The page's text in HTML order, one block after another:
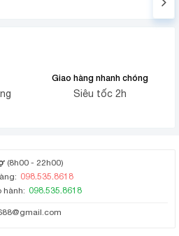
độ khởi động máy và truy
chóng hơn. Ngoài ra, người
cắm HDD SATA để nâng cấp
hình ảnh
âm thanh sống
Giao hàng nhanh chóng
Siêu tốc 2h
(8h00 - 22h00)
098.535.8618
hành: 098.535.8618